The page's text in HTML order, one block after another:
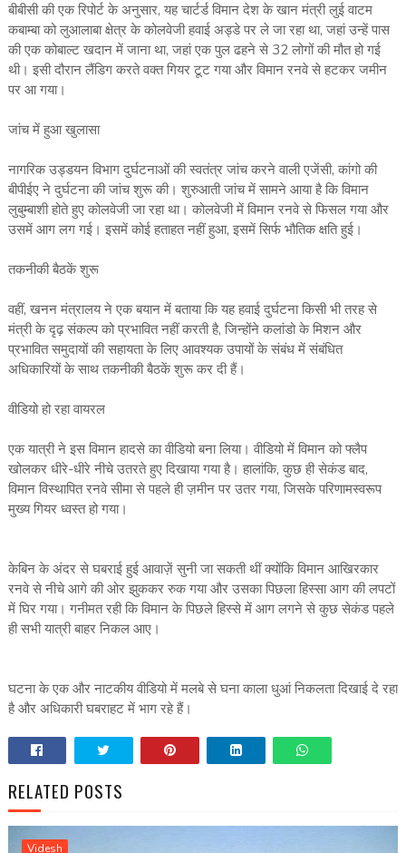
बीबीसी की एक रिपोर्ट के अनुसार, यह चार्टर्ड विमान देश के खान मंत्री लुई वाटम
कबाम्बा को लुआलाबा क्षेत्र के कोलवेजी हवाई अड्डे पर ले जा रहा था, जहां उन्हें पास
की एक कोबाल्ट खदान में जाना था, जहां एक पुल ढहने से 32 लोगों की मौत हो गई
थी। इसी दौरान लैंडिग करते वक्त गियर टूट गया और विमान रनवे से हटकर जमीन
पर आ गया।
जांच में हुआ खुलासा
नागरिक उड्डयन विभाग दुर्घटनाओं की स्वतंत्र जांच करने वाली एजेंसी, कांगो की
बीपीईए ने दुर्घटना की जांच शुरू की। शुरुआती जांच में सामने आया है कि विमान
लुबुम्बाशी होते हुए कोलवेजी जा रहा था। कोलवेजी में विमान रनवे से फिसल गया और
उसमें आग लग गई। इसमें कोई हताहत नहीं हुआ, इसमें सिर्फ भौतिक क्षति हुई।
तकनीकी बैठकें शुरू
वहीं, खनन मंत्रालय ने एक बयान में बताया कि यह हवाई दुर्घटना किसी भी तरह से
मंत्री के दृढ़ संकल्प को प्रभावित नहीं करती है, जिन्होंने कलांडो के मिशन और
प्रभावित समुदायों की सहायता के लिए आवश्यक उपायों के संबंध में संबंधित
अधिकारियों के साथ तकनीकी बैठकें शुरू कर दी हैं।
वीडियो हो रहा वायरल
एक यात्री ने इस विमान हादसे का वीडियो बना लिया। वीडियो में विमान को फ्लैप
खोलकर धीरे-धीरे नीचे उतरते हुए दिखाया गया है। हालांकि, कुछ ही सेकंड बाद,
विमान विस्थापित रनवे सीमा से पहले ही ज़मीन पर उतर गया, जिसके परिणामस्वरूप
मुख्य गियर ध्वस्त हो गया।
केबिन के अंदर से घबराई हुई आवाज़ें सुनी जा सकती थीं क्योंकि विमान आखिरकार
रनवे से नीचे आगे की ओर झुककर रुक गया और उसका पिछला हिस्सा आग की लपटों
में घिर गया। गनीमत रही कि विमान के पिछले हिस्से में आग लगने से कुछ सेकंड पहले
ही सभी यात्री बाहर निकल आए।
घटना के एक और नाटकीय वीडियो में मलबे से घना काला धुआं निकलता दिखाई दे रहा
है और अधिकारी घबराहट में भाग रहे हैं।
RELATED POSTS
Videsh